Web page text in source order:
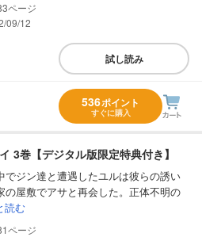
09/12
試し読み
536ポイント
すぐに購入
3巻【デジタル版限定特典付き】
でジン達と遭遇したユルは彼らの誘い
の屋敷でアサと再会した。正体不明の
読む